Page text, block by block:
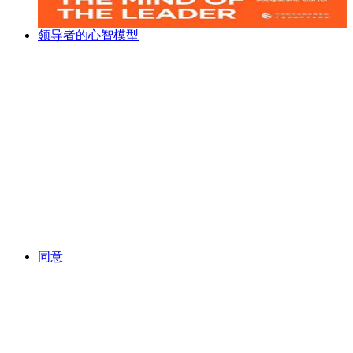
领导者的心智模型
同意